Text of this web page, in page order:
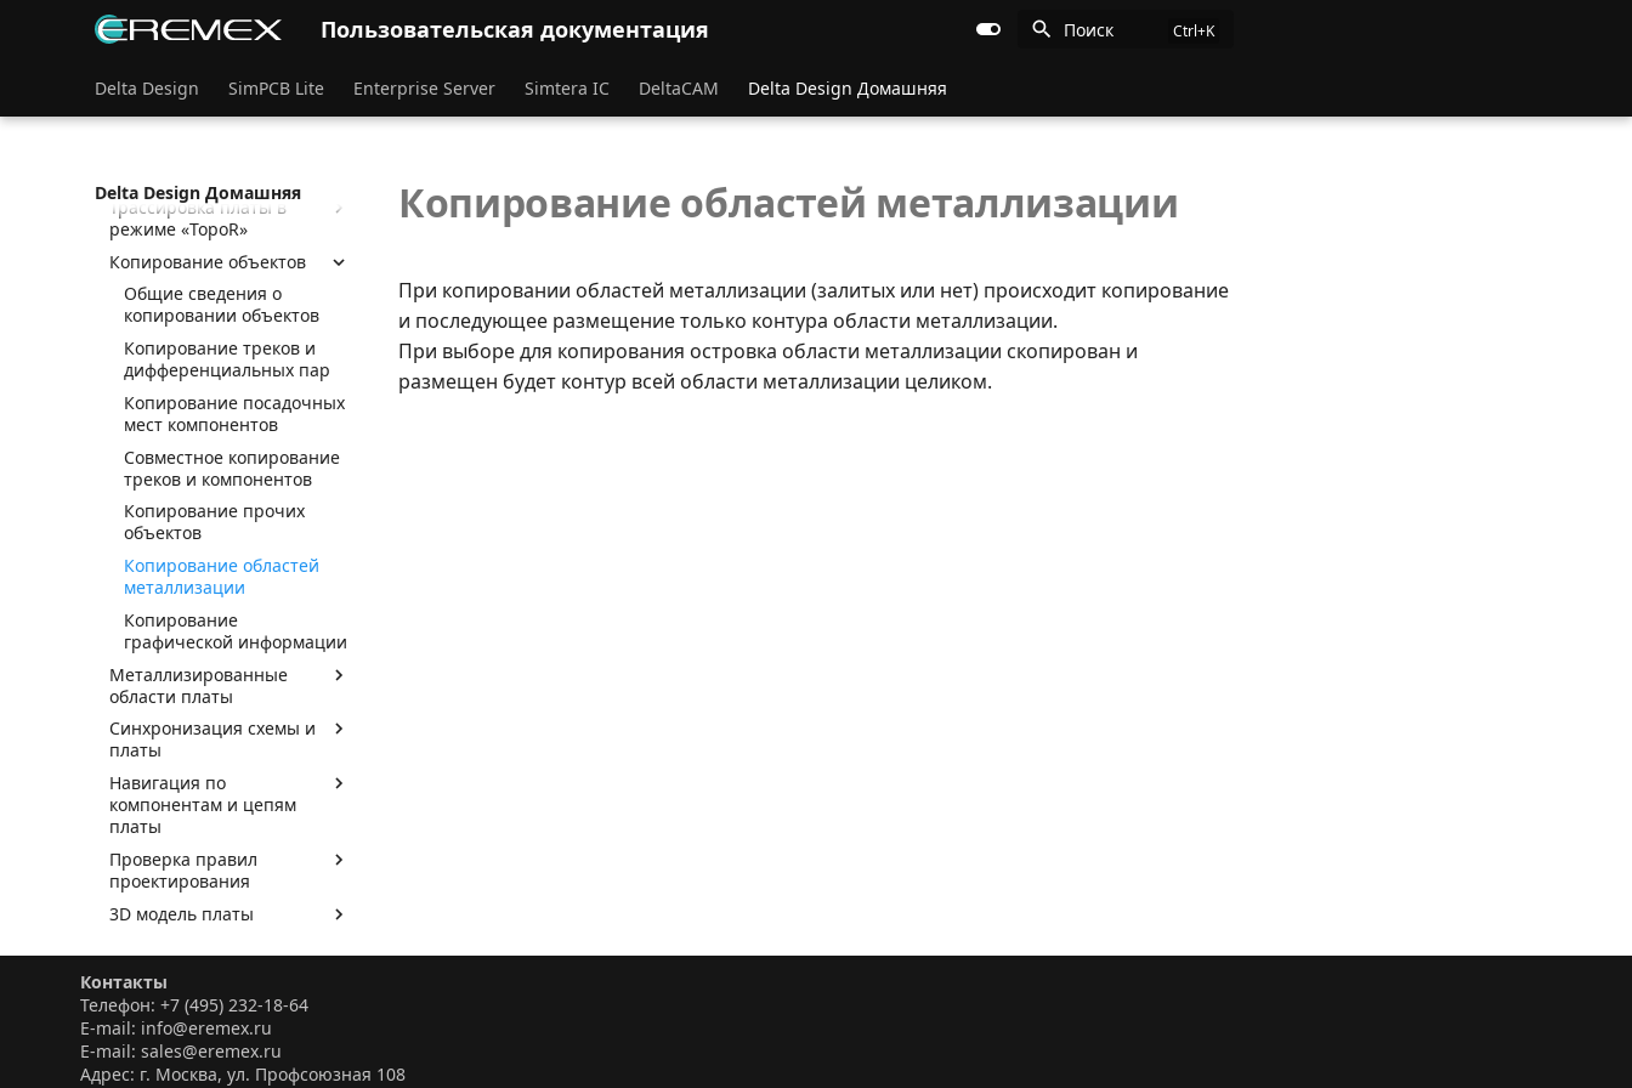
Пользовательская документация Поиск
Delta Design SimPCB Lite Enterprise Server Simtera IC DeltaCAM Delta Design Домашняя
Delta Design Домашняя
Компоненты на плате
объекты
Графические объекты
Трассировка платы в
режиме «TopoR»
Копирование объектов
Общие сведения о
копировании объектов
Копирование треков и
дифференциальных пар
Копирование посадочных
мест компонентов
Совместное копирование
треков и компонентов
Копирование прочих
объектов
Копирование областей
металлизации
Копирование
графической информации
Металлизированные
области платы
Синхронизация схемы и
платы
Навигация по
компонентам и цепям
платы
Проверка правил
проектирования
3D модель платы
Приложение А. Слои
печатной платы
Приложение Б. Правила
проектирования
Копирование областей металлизации
При копировании областей металлизации (залитых или нет) происходит копирование
и последующее размещение только контура области металлизации.
При выборе для копирования островка области металлизации скопирован и
размещен будет контур всей области металлизации целиком.
Контакты
Телефон: +7 (495) 232-18-64
E-mail: info@eremex.ru
E-mail: sales@eremex.ru
Адрес: г. Москва, ул. Профсоюзная 108